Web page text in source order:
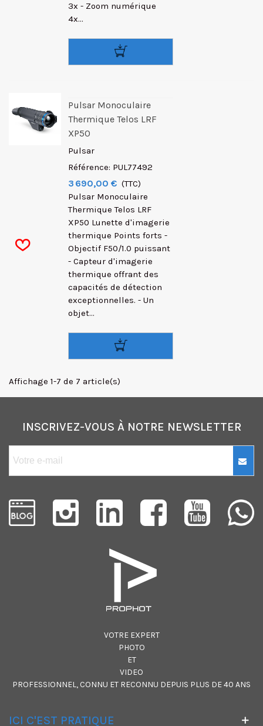
3x - Zoom numérique
4x...
Pulsar Monoculaire
Thermique Telos LRF
XP50
Pulsar
Référence: PUL77492
3 690,00 € (TTC)
Pulsar Monoculaire
Thermique Telos LRF
XP50 Lunette d'imagerie
thermique Points forts -
Objectif F50/1.0 puissant
- Capteur d'imagerie
thermique offrant des
capacités de détection
exceptionnelles. - Un
objet...
Affichage 1-7 de 7 article(s)
INSCRIVEZ-VOUS À NOTRE NEWSLETTER
VOTRE EXPERT
PHOTO
ET
VIDEO
PROFESSIONNEL, CONNU ET RECONNU DEPUIS PLUS DE 40 ANS
ICI C'EST PRATIQUE